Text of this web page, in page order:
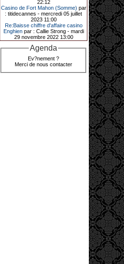
de décrocher un méga jackpot.
Elle n’a misé que 88 centimes sur
une machine à sous et a remporté
4_ 239 €?!
10-01-2026|
Au « Kasino » de Fréhel, une
vacancière a décroché le jackpot
22:12
Casino de Fort Mahon (Somme) par
: titidecannes - mercredi 05 juillet
2023 11:00
Re:Baisse chiffre d'affaire casino
Enghienpar : Callie Strong - mardi
29 novembre 2022 13:00
Agenda
Ev?nement ?
Merci de nous contacter